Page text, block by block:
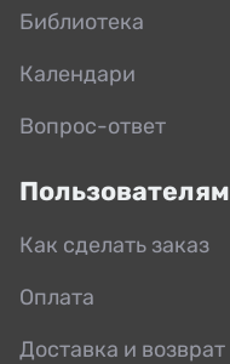
Библиотека
Календари
Вопрос-ответ
Пользователям
Как сделать заказ
Оплата
Доставка и возврат